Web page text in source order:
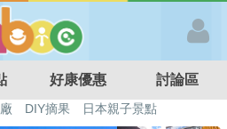
好康優惠 討論區
優惠 台北親子餐廳
溫泉泡湯SPA